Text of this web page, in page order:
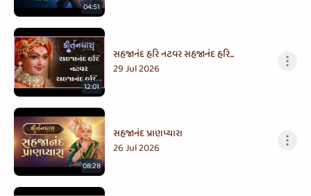
04:51
12:01
સહજાનંદ હરિ નટવર સહજાનંદ હરિ...
29 Jul 2026
08:28
સહજાનંદ પ્રાણપ્યારા
26 Jul 2026